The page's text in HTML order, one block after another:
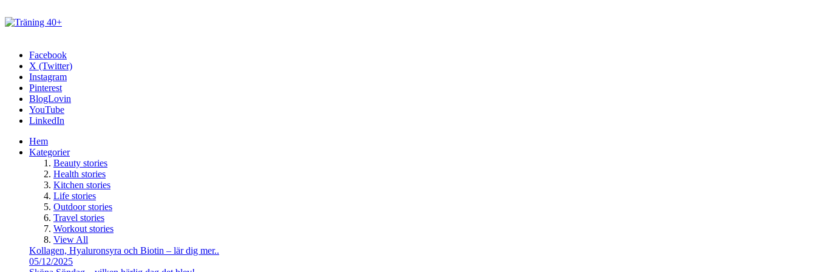
Facebook
X (Twitter)
Instagram
Pinterest
BlogLovin
YouTube
LinkedIn
Hem
Kategorier
Beauty stories
Health stories
Kitchen stories
Life stories
Outdoor stories
Travel stories
Workout stories
View All
Kollagen, Hyaluronsyra och Biotin – lär dig mer..
05/12/2025